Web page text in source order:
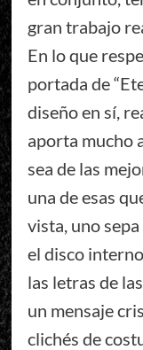
gran trabajo
En lo que
portada de
diseño en sí,
aporta mucho
sea de las
una de esas
vista, uno
el disco
las letras de
un mensaje
clichés de